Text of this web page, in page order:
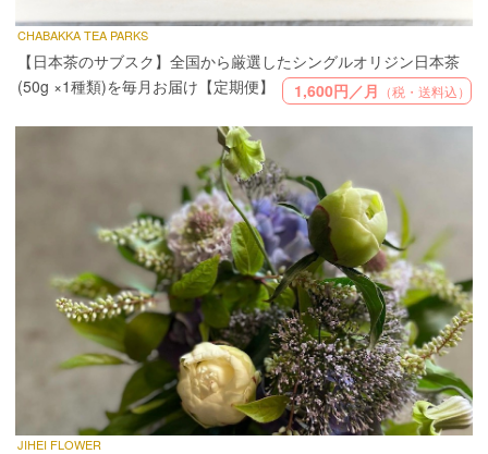
CHABAKKA TEA PARKS
【日本茶のサブスク】全国から厳選したシングルオリジン日本茶
(50g ×1種類)を毎月お届け【定期便】
1,600円／月 （税・送料込）
JIHEI FLOWER